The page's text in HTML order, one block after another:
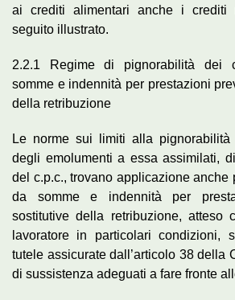
ai crediti alimentari anche i crediti
seguito illustrato.
2.2.1 Regime di pignorabilità dei
somme e indennità per prestazioni
della retribuzione
Le norme sui limiti alla
degli emolumenti a essa assimilati,
del c.p.c., trovano applicazione anche
da somme e indennità per
sostitutive della retribuzione, atteso
lavoratore in particolari condizioni,
tutele assicurate dall’articolo 38 della
di sussistenza adeguati a fare fronte